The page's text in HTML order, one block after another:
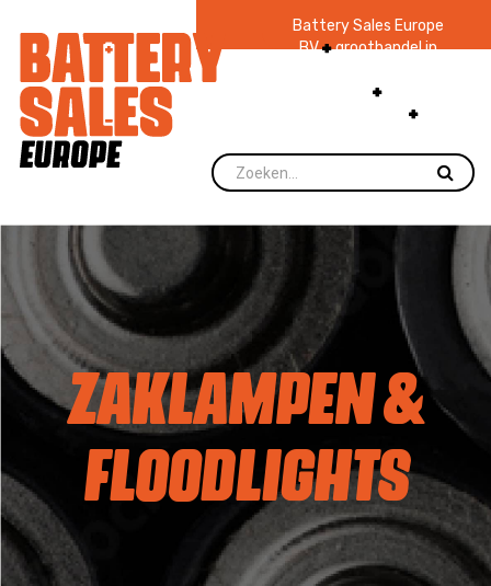
Battery Sales Europe
BV groothandel in
zaklampen Ruim 48
jaar ervaring
voorraad.
ZAKLAMPEN &
FLOODLIGHTS